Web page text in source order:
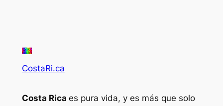
CostaRi.ca
Costa Rica es pura vida, y es más que solo